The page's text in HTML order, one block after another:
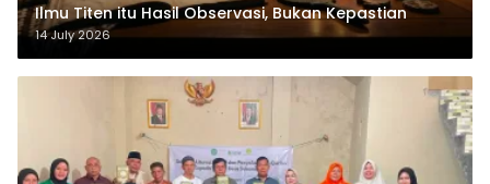
Ilmu Titen itu Hasil Observasi, Bukan Kepastian
14 July 2026